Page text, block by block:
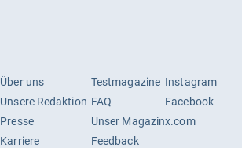
Über uns
Unsere Redaktion
Presse
Karriere
Testmagazine
FAQ
Unser Magazin
Feedback
Instagram
Facebook
x.com